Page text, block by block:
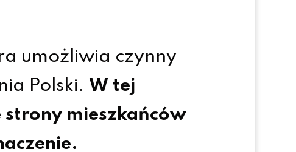
umożliwia czynny
Polski. W tej
strony mieszkańców